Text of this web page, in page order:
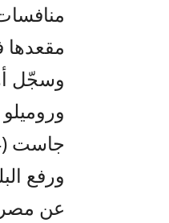
مقعدها في دور
جاست (84).